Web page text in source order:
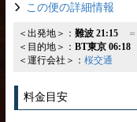
この便の詳細情報
＜出発地＞： 難波 21:15
＜目的地＞： BT東京 06:18
＜運行会社＞： 桜交通
料金目安